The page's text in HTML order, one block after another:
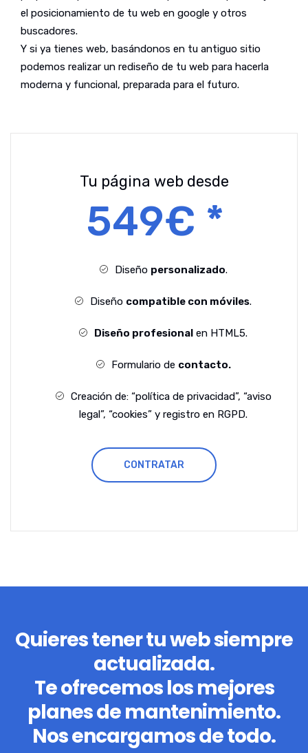
el posicionamiento de tu web en google y otros
buscadores.
Y si ya tienes web, basándonos en tu antiguo sitio
podemos realizar un rediseño de tu web para hacerla
moderna y funcional, preparada para el futuro.
Tu página web desde
549€ *
Diseño personalizado.
Diseño compatible con móviles.
Diseño profesional en HTML5.
Formulario de contacto.
Creación de: “política de privacidad”, “aviso
legal”, “cookies” y registro en RGPD.
CONTRATAR
Quieres tener tu web siempre
actualizada.
Te ofrecemos los mejores
planes de mantenimiento.
Nos encargamos de todo.